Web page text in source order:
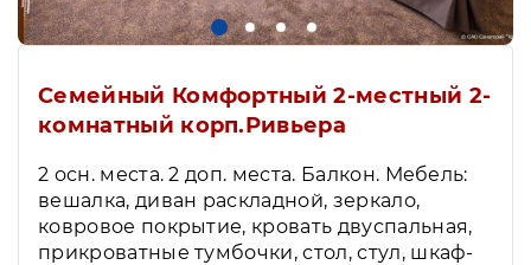
Семейный Комфортный 2-местный 2-
комнатный корп.Ривьера
2 осн. места. 2 доп. места. Балкон. Мебель:
вешалка, диван раскладной, зеркало,
ковровое покрытие, кровать двуспальная,
прикроватные тумбочки, стол, стул, шкаф-